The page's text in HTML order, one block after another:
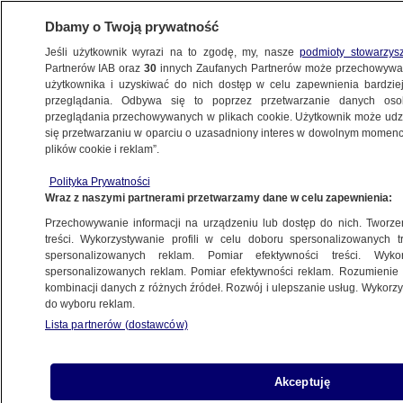
POLSKA
Prokuratura: stanowisko to nie wywołuje
skutków prawnych
27.09.2024, 13:55Aktualizacja: 27.09.2024, 14:50
Udostępnij
Dbamy o Twoją prywatność
Jeśli użytkownik wyrazi na to zgodę, my, naszepodmioty
Partnerów IAB oraz30 innych Zaufanych Partnerów może
użytkownika i uzyskiwać do nich dostęp w celu zapewnienia
przeglądania. Odbywa się to poprzez przetwarzanie danych
przeglądania przechowywanych w plikach cookie. Użytkownik może
się przetwarzaniu w oparciu o uzasadniony interes w dowolnym
plików cookie i reklam”.
Polityka Prywatności
Wraz z naszymi partnerami przetwarzamy dane w celu zapewnienia:
Przechowywanie informacji na urządzeniu lub dostęp do nich.
treści. Wykorzystywanie profili w celu doboru spersonalizowanych
spersonalizowanych reklam. Pomiar efektywności treści.
spersonalizowanych reklam. Pomiar efektywności reklam.
kombinacji danych z różnych źródeł. Rozwój i ulepszanie usług.
do wyboru reklam.
Lista partnerów (dostawców)
Akceptuję